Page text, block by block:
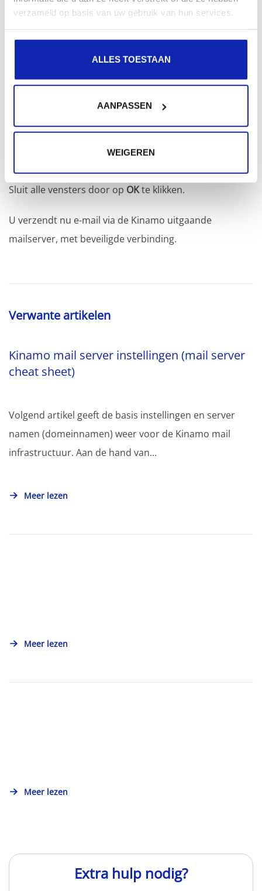
verzameld op basis van uw gebruik van hun services.
ALLES TOESTAAN
AANPASSEN
WEIGEREN
Sluit alle vensters door op OKte klikken.
U verzendt nu e-mail via de Kinamo uitgaande
mailserver, met beveiligde verbinding.
Verwante artikelen
Kinamo mail server instellingen (mail server
cheat sheet)
Volgend artikel geeft de basis instellingen en server
namen (domeinnamen) weer voor de Kinamo mail
infrastructuur. Aan de hand van...
Meer lezen
Meer lezen
Meer lezen
Extra hulp nodig?